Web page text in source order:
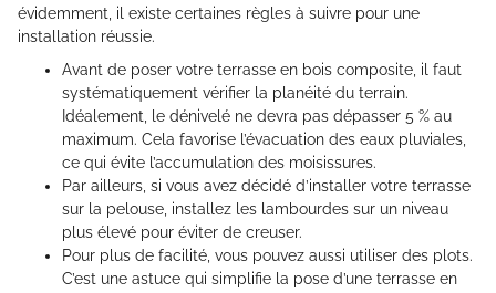
évidemment, il existe certaines règles à suivre pour une
installation réussie.
Avant de poser votre terrasse en bois composite, il faut
systématiquement vérifier la planéité du terrain.
Idéalement, le dénivelé ne devra pas dépasser 5 % au
maximum. Cela favorise l’évacuation des eaux pluviales,
ce qui évite l’accumulation des moisissures.
Par ailleurs, si vous avez décidé d’installer votre terrasse
sur la pelouse, installez les lambourdes sur un niveau
plus élevé pour éviter de creuser.
Pour plus de facilité, vous pouvez aussi utiliser des plots.
C’est une astuce qui simplifie la pose d’une terrasse en